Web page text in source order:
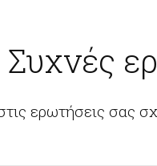
Συχνές
ερωτήσεις σας